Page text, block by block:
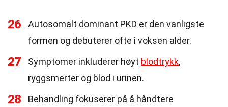
26
Autosomalt dominant PKD er den vanligste
formen og debuterer ofte i voksen alder.
27 Symptomer inkluderer høyt blodtrykk,
ryggsmerter og blod i urinen.
28
Behandling fokuserer på å håndtere